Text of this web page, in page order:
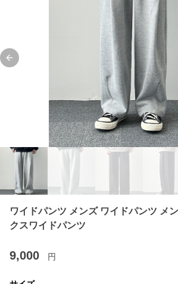
Previous slide
ワイドパンツ メンズ ワイドパンツ メ
クスワイドパンツ
9,000 円